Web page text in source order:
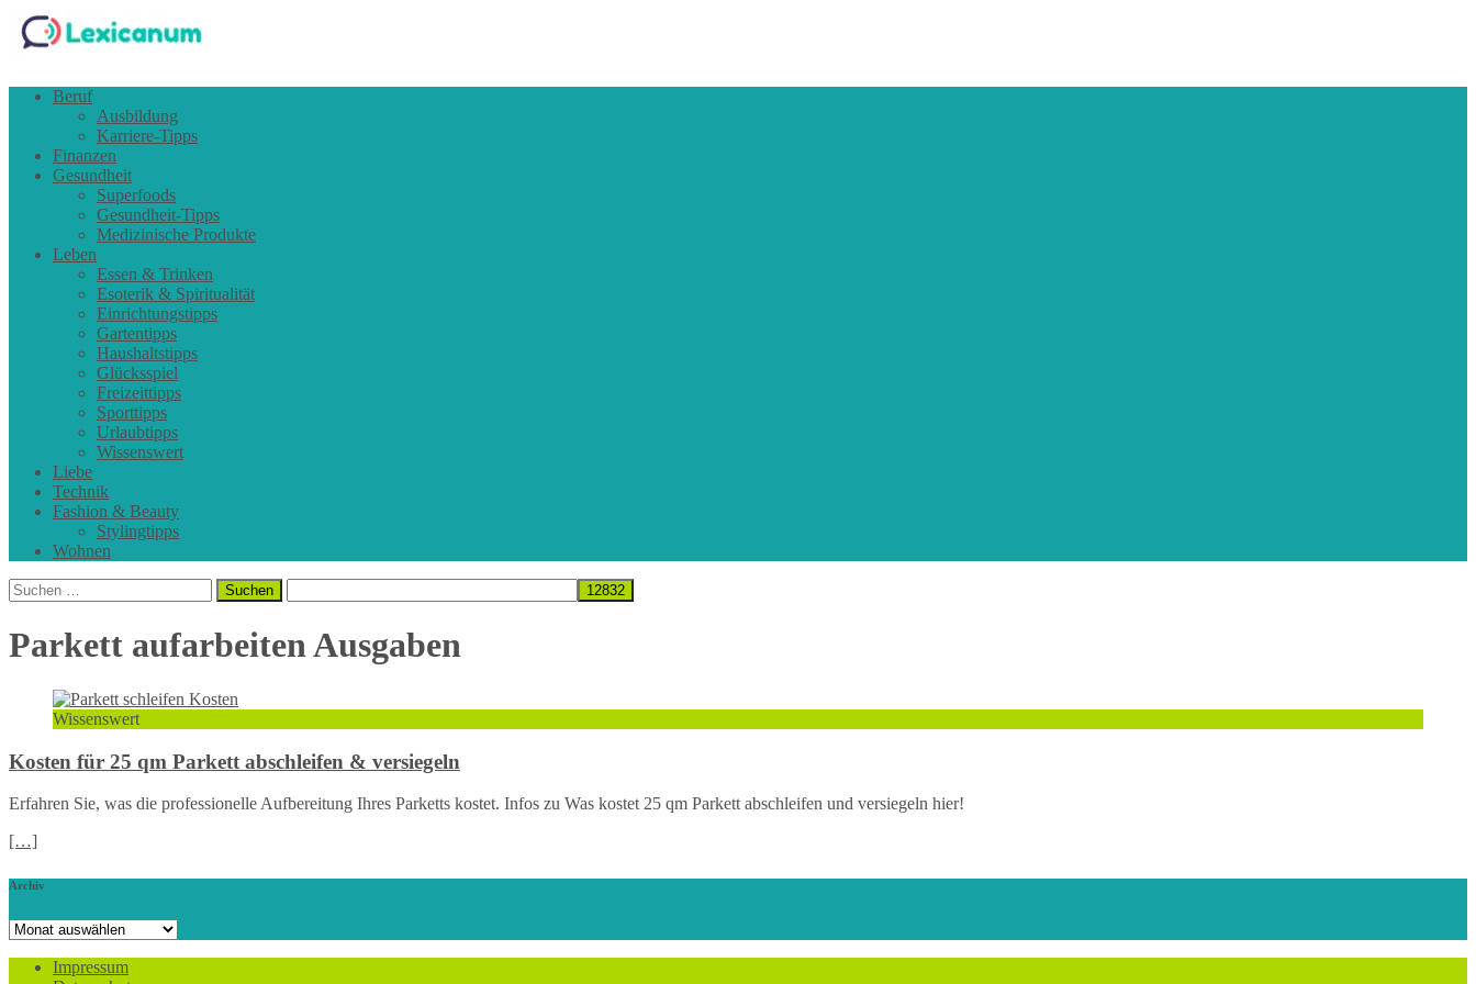
Beruf
Ausbildung
Karriere-Tipps
Finanzen
Gesundheit
Superfoods
Gesundheit-Tipps
Medizinische Produkte
Leben
Essen & Trinken
Esoterik & Spiritualität
Einrichtungstipps
Gartentipps
Haushaltstipps
Glücksspiel
Freizeittipps
Sporttipps
Urlaubtipps
Wissenswert
Liebe
Technik
Fashion & Beauty
Stylingtipps
Wohnen
Suchen
nach:
Parkett aufarbeiten Ausgaben
Wissenswert
Kosten für 25 qm Parkett abschleifen & versiegeln
Erfahren Sie, was die professionelle Aufbereitung Ihres Parketts kostet. Infos zu Was kostet 25 qm Parkett abschleifen und versiegeln hier!
[…]
Archiv
Archiv
Impressum